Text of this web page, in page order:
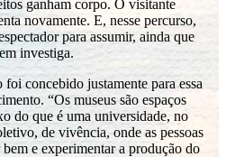
ganham corpo. O visitante
novamente. E, nesse percurso,
para assumir, ainda que
investiga.
concebido justamente para essa
“Os museus são espaços
do que é uma universidade, no
de vivência, onde as pessoas
e experimentar a produção do